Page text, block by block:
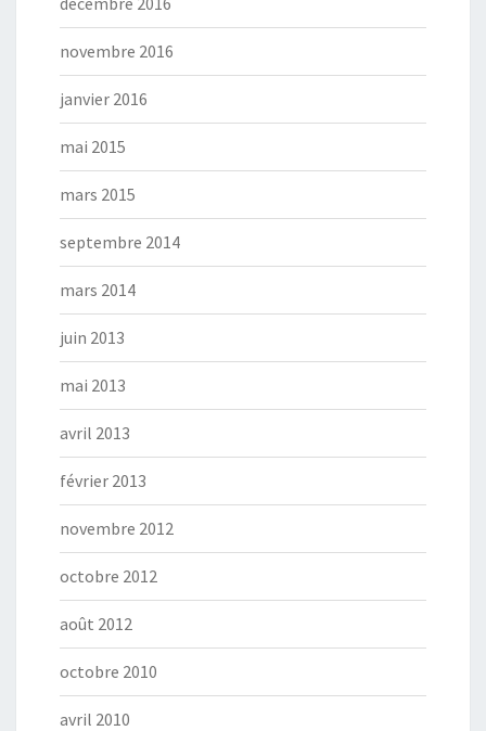
novembre 2016
janvier 2016
mai 2015
mars 2015
septembre 2014
mars 2014
juin 2013
mai 2013
avril 2013
février 2013
novembre 2012
octobre 2012
août 2012
octobre 2010
avril 2010